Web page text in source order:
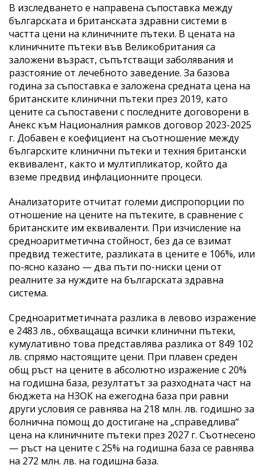
В изследването е направена съпоставка между
българската и британската здравни системи в
частта цени на клиничните пътеки. В цената на
клиничните пътеки във Великобритания са
заложени възраст, съпътстващи заболявания и
разстояние от лечебното заведение. За базова
година за съпоставка е заложена средната цена на
британските клинични пътеки през 2019, като
цените са съпоставени с последните договорени в
Анекс към Националния рамков договор 2023-2025
г. Добавен е коефициент на съотношение между
българските клинични пътеки и техния британски
еквивалент, както и мултипликатор, който да
вземе предвид инфлационните процеси.
Анализаторите отчитат големи диспропорции по
отношение на цените на пътеките, в сравнение с
британските им еквиваленти. При изчисление на
средноаритметична стойност, без да се взимат
предвид тежестите, разликата в цените е 106%, или
по-ясно казано — два пъти по-ниски цени от
реалните за нуждите на българската здравна
система.
Средноаритметичната разлика в левово изражение
е 2483 лв., обхващаща всички клинични пътеки,
кумулативно това представлява разлика от 849 102
лв. спрямо настоящите цени. При плавен среден
общ ръст на цените в абсолютно изражение с 20%
на годишна база, резултатът за разходната част на
бюджета на НЗОК на ежегодна база при равни
други условия се равнява на 218 млн. лв. годишно за
болнична помощ до достигане на „справедлива“
цена на клиничните пътеки през 2027 г. Съотнесено
— ръст на цените с 25% на годишна база се равнява
на 272 млн. лв. на годишна база.